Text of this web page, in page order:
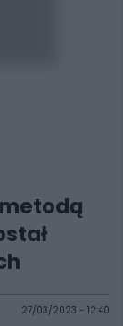
metodą
27/03/2023 - 12:40